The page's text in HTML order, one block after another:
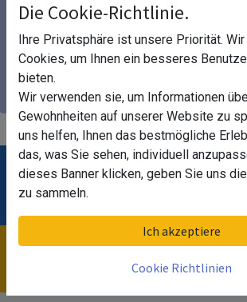
Floatglas -
Normalglas
Auf maß für Ihr Individuelles
Ihre Vorteile!
Infoportal
Die Cookie-Richtlinie.
Ihre Privatsphäre ist unsere Priorität.
Cookies, um Ihnen ein besseres
bieten.
Wir verwenden sie, um Informationen
Gewohnheiten auf unserer Website zu
uns helfen, Ihnen das bestmögliche
das, was Sie sehen, individuell
dieses Banner klicken, geben Sie uns
zu sammeln.
Ich akzeptiere
Cookie Richtlinien